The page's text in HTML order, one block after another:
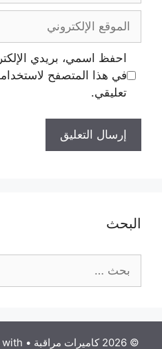
احفظ اسمي، بريدي
في هذا المتصفح
تعليقي.
البحث
© 2026 كاميرات مراقبة • Built with